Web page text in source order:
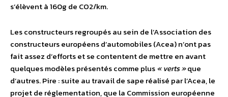
s’élèvent à 160g de CO2/km.
Les constructeurs regroupés au sein de l’Association des
constructeurs européens d’automobiles (Acea) n’ont pas
fait assez d’efforts et se contentent de mettre en avant
quelques modèles présentés comme plus« verts »que
d’autres. Pire : suite au travail de sape réalisé par l’Acea, le
projet de réglementation, que la Commission européenne